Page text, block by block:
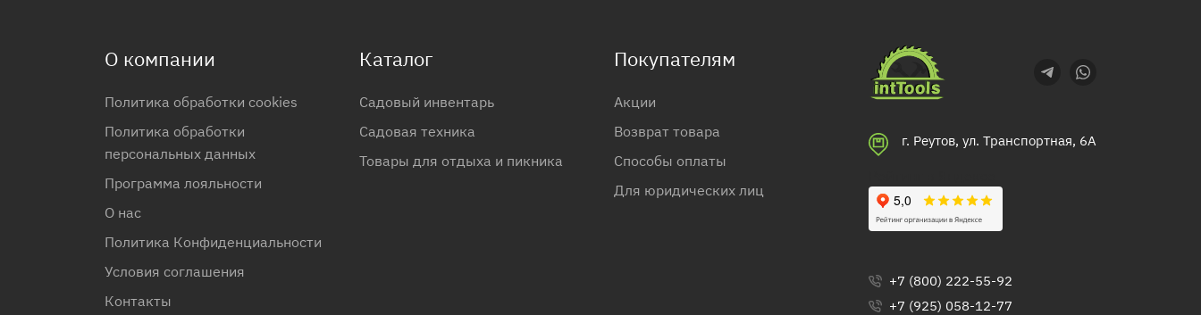
О компании
Политика обработки cookies
Политика обработки
персональных данных
Программа лояльности
О нас
Политика Конфиденциальности
Условия соглашения
Контакты
Каталог
Садовый инвентарь
Садовая техника
Товары для отдыха и пикника
Покупателям
Акции
Возврат товара
Способы оплаты
Для юридических лиц
г. Реутов, ул. Транспортная, 6А
+7 (800) 222-55-92
+7 (925) 058-12-77